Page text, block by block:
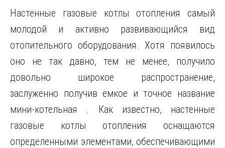
Настенные газовые котлы отопления самый
молодой и активно развивающийся вид
отопительного оборудования. Хотя появилось
оно не так давно, тем не менее, получило
довольно широкое распространение,
заслуженно получив емкое и точное название
мини-котельная . Как известно, настенные
газовые котлы отопления оснащаются
определенными элементами, обеспечивающими